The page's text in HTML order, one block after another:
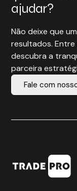
ajudar?
Não deixe que
resultados.
descubra a
parceira
Fale com